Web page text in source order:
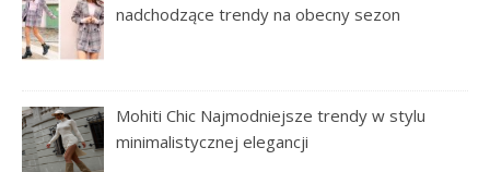
nadchodzące trendy na obecny sezon
Mohiti Chic Najmodniejsze trendy w stylu
minimalistycznej elegancji